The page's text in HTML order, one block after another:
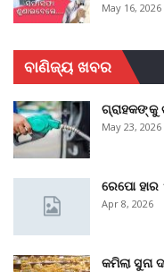
May 16, 2026
ବାଣିଜ୍ୟ ଖବର
ଗ୍ରାହକଙ୍କୁ
May 23, 2026
ରେପୋ
Apr 8, 2026
କମିଲା ସୁନା